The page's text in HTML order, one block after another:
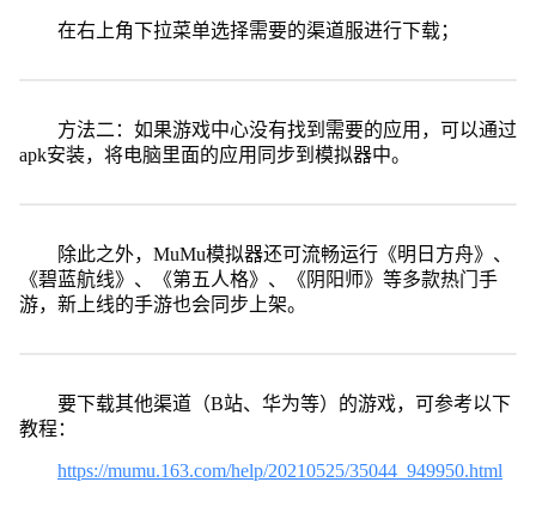
在右上角下拉菜单选择需要的渠道服进行下载；
方法二：如果游戏中心没有找到需要的应用，可以通过
apk安装，将电脑里面的应用同步到模拟器中。
除此之外，MuMu模拟器还可流畅运行《明日方舟》、
《碧蓝航线》、《第五人格》、《阴阳师》等多款热门手
游，新上线的手游也会同步上架。
要下载其他渠道（B站、华为等）的游戏，可参考以下
教程：
https://mumu.163.com/help/20210525/35044_949950.html